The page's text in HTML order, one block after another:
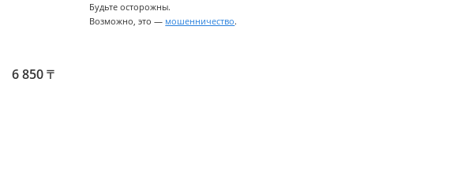
6 850₸
Будьте осторожны.
Возможно, это — мошенничество.